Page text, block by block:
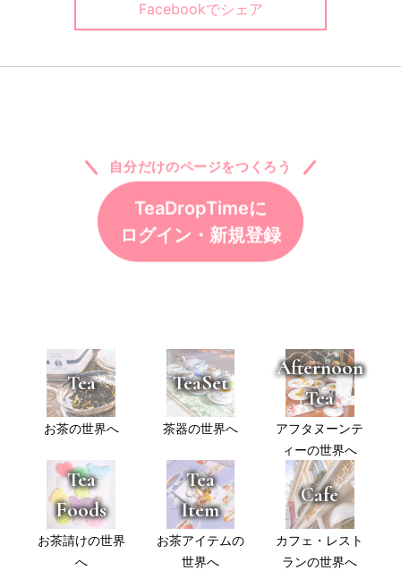
Facebookでシェア
自分だけのページをつくろう
TeaDropTimeに
ログイン・新規登録
Tea
お茶の世界へ
TeaSet
茶器の世界へ
Afternoon
Tea
アフタヌーンテ
ィーの世界へ
Tea
Foods
お茶請けの世界
へ
Tea
Item
お茶アイテムの
世界へ
Cafe
カフェ・レスト
ランの世界へ